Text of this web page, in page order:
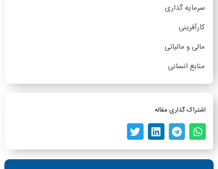
سرمایه گذاری
کارآفرینی
مالی و مالیاتی
منابع انسانی
اشتراک گذاری مقاله